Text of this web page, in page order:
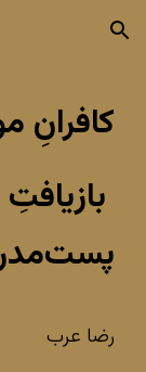
Skip to navigation
کافرانِ
رضا عرب